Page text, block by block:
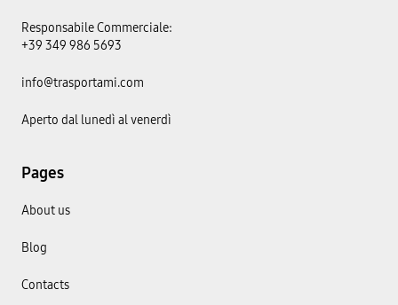
Responsabile Commerciale:
+39 349 986 5693
info@trasportami.com
Aperto dal lunedì al venerdì
Pages
About us
Blog
Contacts